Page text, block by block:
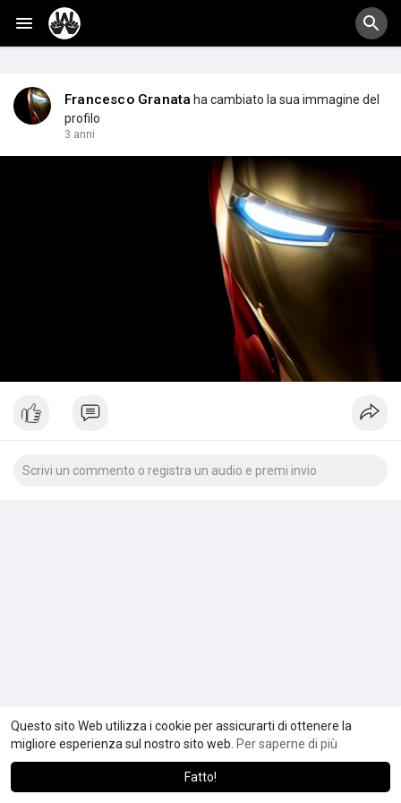
Questo sito Web utilizza i cookie per assicurarti di ottenere la
migliore esperienza sul nostro sito web. Per saperne di più
Fatto!
Francesco Granata ha cambiato la sua immagine del
profilo
3 anni